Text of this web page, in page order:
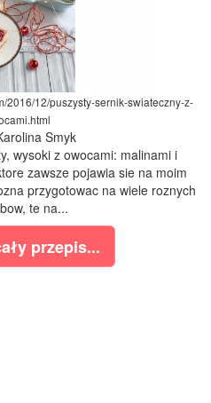
2016/12/puszysty-sernik-swiateczny-z-
Smyk
wysoki z owocami: malinami i
zawsze pojawia sie na moim
przygotowac na wiele roznych
te na...
przepis...